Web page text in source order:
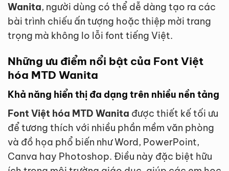
Wanita, người dùng có thể dễ dàng tạo ra các
bài trình chiếu ấn tượng hoặc thiệp mời trang
trọng mà không lo lỗi font tiếng Việt.
Những ưu điểm nổi bật của Font Việt
hóa MTD Wanita
Khả năng hiển thị đa dạng trên nhiều nền tảng
Font Việt hóa MTD Wanita được thiết kế tối ưu
để tương thích với nhiều phần mềm văn phòng
và đồ họa phổ biến như Word, PowerPoint,
Canva hay Photoshop. Điều này đặc biệt hữu